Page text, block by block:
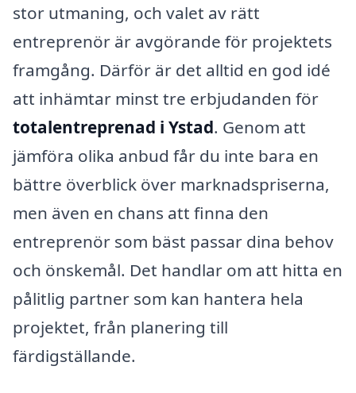
stor utmaning, och valet av rätt
entreprenör är avgörande för projektets
framgång. Därför är det alltid en god idé
att inhämtar minst tre erbjudanden för
totalentreprenad i Ystad. Genom att
jämföra olika anbud får du inte bara en
bättre överblick över marknadspriserna,
men även en chans att finna den
entreprenör som bäst passar dina behov
och önskemål. Det handlar om att hitta en
pålitlig partner som kan hantera hela
projektet, från planering till
färdigställande.